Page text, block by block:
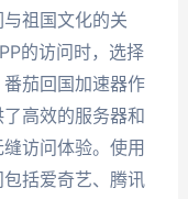
祖国文化的关
的访问时，选择
茄回国加速器作
高效的服务器和
访问体验。使用
括爱奇艺、腾讯